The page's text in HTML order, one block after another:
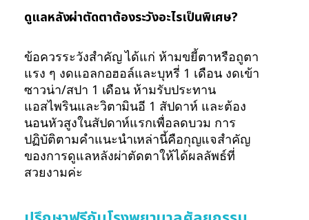
ดูแลหลังผ่าตัดตาต้องระวังอะไรเป็นพิเศษ?
ข้อควรระวังสำคัญ ได้แก่ ห้ามขยี้ตาหรือถูตา
แรง ๆ งดแอลกอฮอล์และบุหรี่ 1 เดือน งดเข้า
ซาวน่า/สปา 1 เดือน ห้ามรับประทาน
แอสไพรินและวิตามินอี 1 สัปดาห์ และต้อง
นอนหัวสูงในสัปดาห์แรกเพื่อลดบวม การ
ปฏิบัติตามคำแนะนำเหล่านี้คือกุญแจสำคัญ
ของการดูแลหลังผ่าตัดตาให้ได้ผลลัพธ์ที่
สวยงามค่ะ